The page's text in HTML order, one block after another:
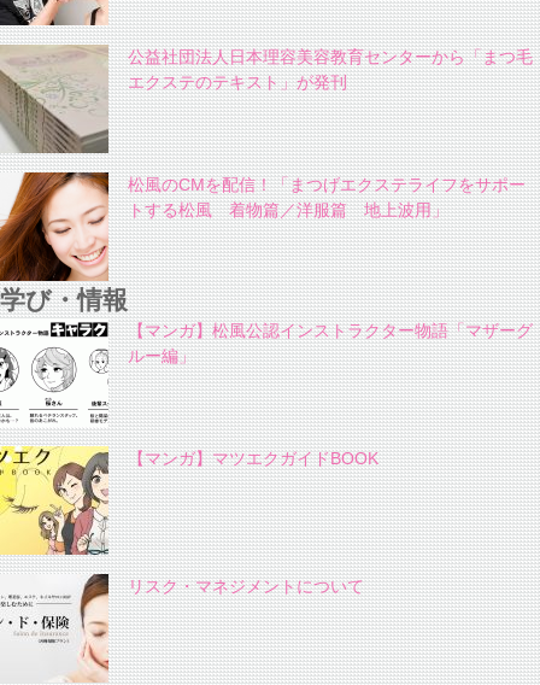
公益社団法人日本理容美容教育センターから「まつ毛
エクステのテキスト」が発刊
松風のCMを配信！「まつげエクステライフをサポー
トする松風 着物篇／洋服篇 地上波用」
学び・情報
【マンガ】松風公認インストラクター物語「マザーグ
ルー編」
【マンガ】マツエクガイドBOOK
リスク・マネジメントについて